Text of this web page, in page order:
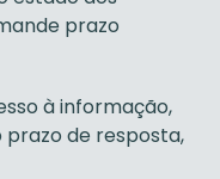
prazo
à informação,
de resposta,